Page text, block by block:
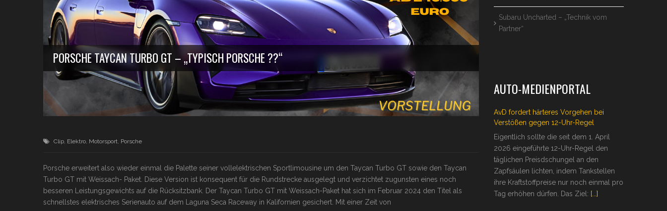
PORSCHE TAYCAN TURBO GT – „TYPISCH PORSCHE ??“
Clip Elektro Motorsport Porsche
Porsche erweitert also wieder einmal die Palette seiner vollelektrischen Sportlimousine um den Taycan Turbo GT sowie den Taycan
Turbo GT mit Weissach- Paket. Diese Version ist konsequent für die Rundstrecke ausgelegt und verzichtet zugunsten eines noch
besseren Leistungsgewichts auf die Rücksitzbank. Der Taycan Turbo GT mit Weissach-Paket hat sich im Februar 2024 den Titel als
schnellstes elektrisches Serienauto auf dem Laguna Seca Raceway in Kalifornien gesichert. Mit einer Zeit von
Subaru Uncharted – „Technik vom
Partner“
AUTO-MEDIENPORTAL
AvD fordert härteres Vorgehen bei
Verstößen gegen 12-Uhr-Regel
Eigentlich sollte die seit dem 1. April
2026 eingeführte 12-Uhr-Regel den
täglichen Preisdschungel an den
Zapfsäulen lichten, indem Tankstellen
ihre Kraftstoffpreise nur noch einmal pro
Tag erhöhen dürfen. Das Ziel: [...]